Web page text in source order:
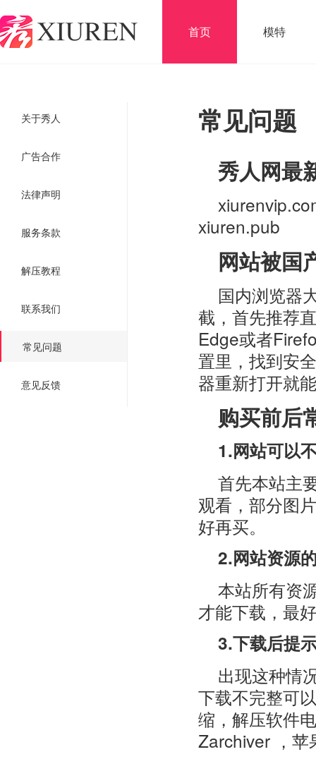
首页 模特
关于秀人
广告合作
法律声明
服务条款
解压教程
联系我们
常见问题
意见反馈
常见问题
秀人网最
xiuren.pub
网站被国
国内浏览器
截，首先推荐
Edge或者
置里，找到安
器重新打开就
购买前后
1.网站可以
首先本站主
观看，部分图
好再买。
2.网站资源
本站所有资
才能下载，最
3.下载后提
出现这种情
下载不完整可
缩，解压软件
Zarchiver ，苹